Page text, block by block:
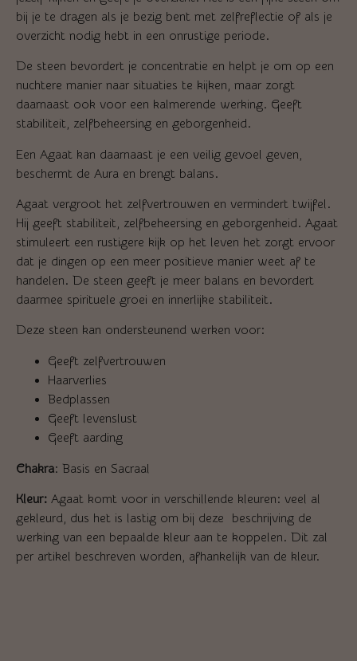
bij je te dragen als je bezig bent met zelfreflectie of als je
overzicht nodig hebt in een onrustige periode.
De steen bevordert je concentratie en helpt je om op een
nuchtere manier naar situaties te kijken, maar zorgt
daarnaast ook voor een kalmerende werking. Geeft
stabiliteit, zelfbeheersing en geborgenheid.
Een Agaat kan daarnaast je een veilig gevoel geven,
beschermt de Aura en brengt balans.
Agaat vergroot het zelfvertrouwen en vermindert twijfel.
Hij geeft stabiliteit, zelfbeheersing en geborgenheid. Agaat
stimuleert een rustigere kijk op het leven het zorgt ervoor
dat je dingen op een meer positieve manier weet af te
handelen. De steen geeft je meer balans en bevordert
daarmee spirituele groei en innerlijke stabiliteit.
Deze steen kan ondersteunend werken voor:
Geeft zelfvertrouwen
Haarverlies
Bedplassen
Geeft levenslust
Geeft aarding
Chakra: Basis en Sacraal
Kleur: Agaat komt voor in verschillende kleuren: veel al
gekleurd, dus het is lastig om bij deze beschrijving de
werking van een bepaalde kleur aan te koppelen. Dit zal
per artikel beschreven worden, afhankelijk van de kleur.